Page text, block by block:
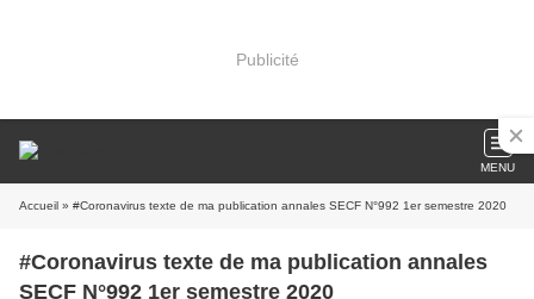
Publicité
MENU
Accueil » #Coronavirus texte de ma publication annales SECF N°992 1er semestre 2020
#Coronavirus texte de ma publication annales
SECF N°992 1er semestre 2020